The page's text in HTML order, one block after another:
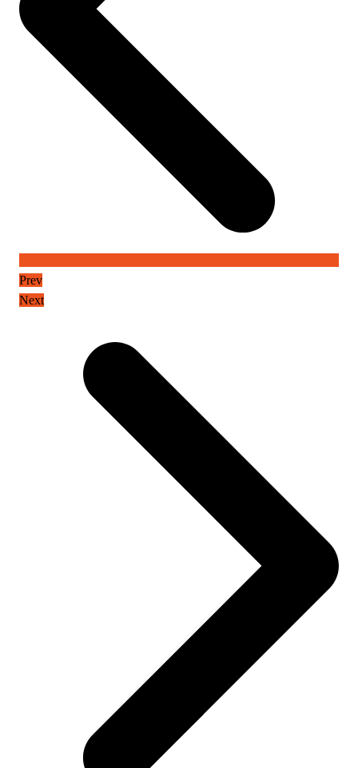
Prev
Next